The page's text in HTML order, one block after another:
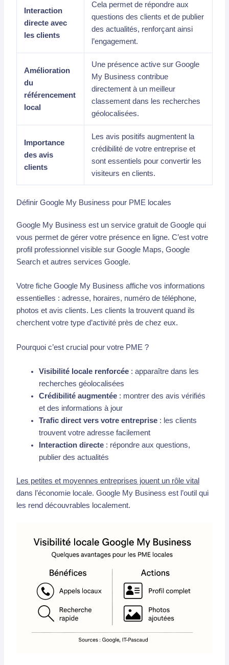
Interaction
directe avec
les clients
Cela permet de répondre aux
questions des clients et de publier
des actualités, renforçant ainsi
l’engagement.
Amélioration
du
référencement
local
Une présence active sur Google
My Business contribue
directement à un meilleur
classement dans les recherches
géolocalisées.
Importance
des avis
clients
Les avis positifs augmentent la
crédibilité de votre entreprise et
sont essentiels pour convertir les
visiteurs en clients.
Définir Google My Business pour PME locales
Google My Business est un service gratuit de Google qui
vous permet de gérer votre présence en ligne. C’est votre
profil professionnel visible sur Google Maps, Google
Search et autres services Google.
Votre fiche Google My Business affiche vos informations
essentielles : adresse, horaires, numéro de téléphone,
photos et avis clients. Les clients la trouvent quand ils
cherchent votre type d’activité près de chez eux.
Pourquoi c’est crucial pour votre PME ?
Visibilité locale renforcée: apparaître dans les
recherches géolocalisées
Crédibilité augmentée: montrer des avis vérifiés
et des informations à jour
Trafic direct vers votre entreprise: les clients
trouvent votre adresse facilement
Interaction directe: répondre aux questions,
publier des actualités
Les petites et moyennes entreprises jouent un rôle vital
dans l’économie locale. Google My Business est l’outil qui
les rend découvrables localement.